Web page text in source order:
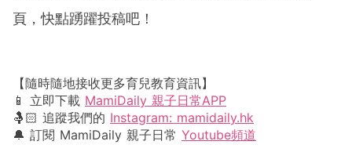
頁，快點踴躍投稿吧！
【隨時隨地接收更多育兒教育資訊】
📱 立即下載 MamiDaily 親子日常APP
🤱🏻 追蹤我們的 Instagram: mamidaily.hk
🔔 訂閱 MamiDaily 親子日常 Youtube頻道